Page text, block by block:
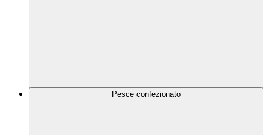
Pesce confezionato